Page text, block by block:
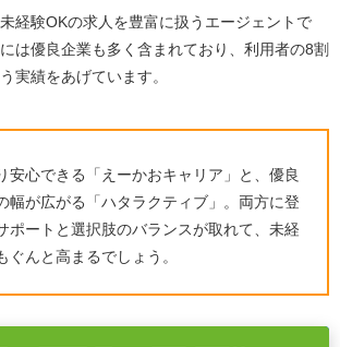
ャリアはニートや既卒でも使える？
リアの登録方法は？
リアの退会方法は？
リアの料金は？無料で利用できます
い・やばいと聞くのは本当ですか？
人はすべて応募しないといけない？
経験OKの求人を豊富に扱うエージェントで
は優良企業も多く含まれており、利用者の8割
実績をあげています。
安心できる「えーかおキャリア」と、優良
幅が広がる「ハタラクティブ」。両方に登
ポートと選択肢のバランスが取れて、未経
ぐんと高まるでしょう。